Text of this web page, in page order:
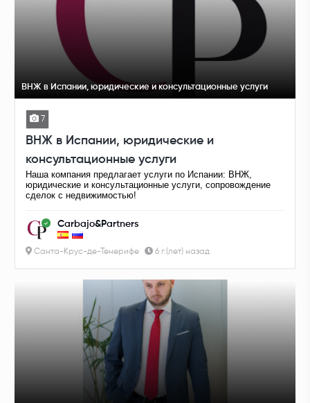
ВНЖ в Испании, юридические и консультационные услуги
7
ВНЖ в Испании, юридические и
консультационные услуги
Наша компания предлагает услуги по Испании: ВНЖ,
юридические и консультационные услуги, сопровождение
сделок с недвижимостью!
Carbajo&Partners
Санта-Крус-де-Тенерифе 6 г.(лет) назад